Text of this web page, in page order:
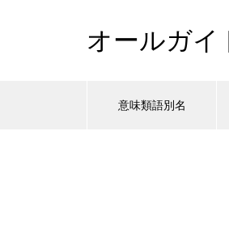
オールガイ
意味類語別名